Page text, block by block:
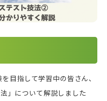
指して学習中の皆さん、
」について解説しました